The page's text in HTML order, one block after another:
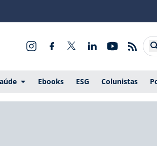
Ebooks ESG Colunistas